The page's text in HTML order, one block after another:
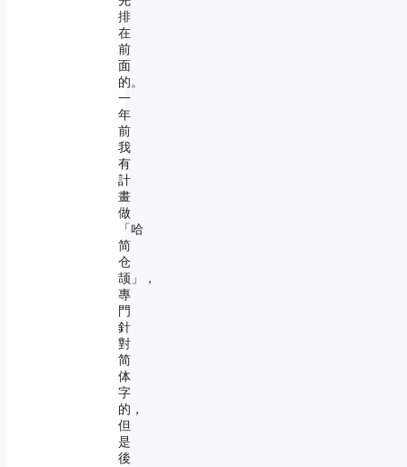
排
在
前
面
的。
一
年
前
我
有
計
畫
做
「哈
简
仓
颉」，
專
門
針
對
简
体
字
的，
但
是
後